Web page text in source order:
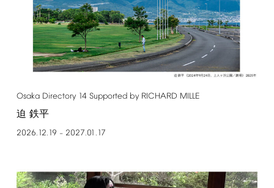
Osaka Directory 14 Supported by RICHARD MILLE
迫 鉄平
2026.12.19 – 2027.01.17